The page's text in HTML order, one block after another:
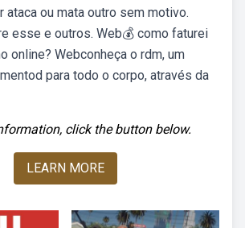
ataca ou mata outro sem motivo.
esse e outros. Web💰 como faturei
online? Webconheça o rdm, um
para todo o corpo, através da
click the button below.
LEARN MORE